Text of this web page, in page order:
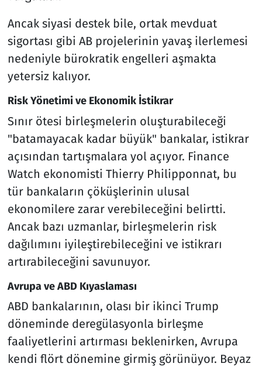
Ancak siyasi destek bile, ortak mevduat
sigortası gibi AB projelerinin yavaş ilerlemesi
nedeniyle bürokratik engelleri aşmakta
yetersiz kalıyor.
Risk Yönetimi ve Ekonomik İstikrar
Sınır ötesi birleşmelerin oluşturabileceği
"batamayacak kadar büyük" bankalar, istikrar
açısından tartışmalara yol açıyor. Finance
Watch ekonomisti Thierry Philipponnat, bu
tür bankaların çöküşlerinin ulusal
ekonomilere zarar verebileceğini belirtti.
Ancak bazı uzmanlar, birleşmelerin risk
dağılımını iyileştirebileceğini ve istikrarı
artırabileceğini savunuyor.
Avrupa ve ABD Kıyaslaması
ABD bankalarının, olası bir ikinci Trump
döneminde deregülasyonla birleşme
faaliyetlerini artırması beklenirken, Avrupa
kendi flört dönemine girmiş görünüyor. Beyaz